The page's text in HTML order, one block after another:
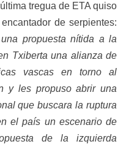
tregua de ETA quiso
de serpientes:
propuesta nítida a la
Txiberta una alianza de
vascas en torno al
y les propuso abrir una
que buscara la ruptura
el país un escenario de
de la izquierda